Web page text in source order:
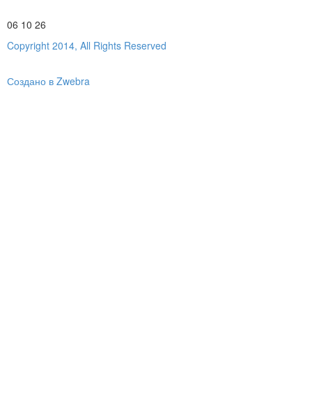
06 10 26
Copyright 2014, All Rights Reserved
Создано в Zwebra